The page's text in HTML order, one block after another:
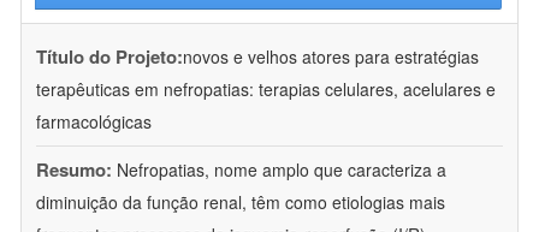
Título do Projeto:novos e velhos atores para estratégias
terapêuticas em nefropatias: terapias celulares, acelulares e
farmacológicas
Resumo: Nefropatias, nome amplo que caracteriza a
diminuição da função renal, têm como etiologias mais